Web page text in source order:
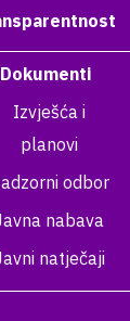
Dokumenti
Izvješća i
planovi
odbor
nabava
natječaji